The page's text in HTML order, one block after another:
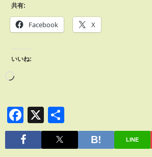
共有:
Facebook X
いいね:
Facebook
X
有
LINE